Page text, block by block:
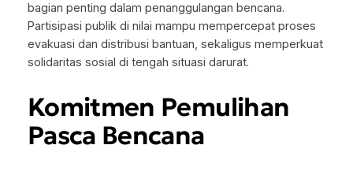
bagian penting dalam penanggulangan bencana.
Partisipasi publik di nilai mampu mempercepat proses
evakuasi dan distribusi bantuan, sekaligus memperkuat
solidaritas sosial di tengah situasi darurat.
Komitmen Pemulihan
Pasca Bencana